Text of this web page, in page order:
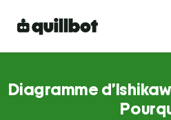
Diagramme